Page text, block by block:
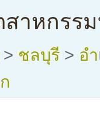
าหกรร
> ชลบุรี > อ